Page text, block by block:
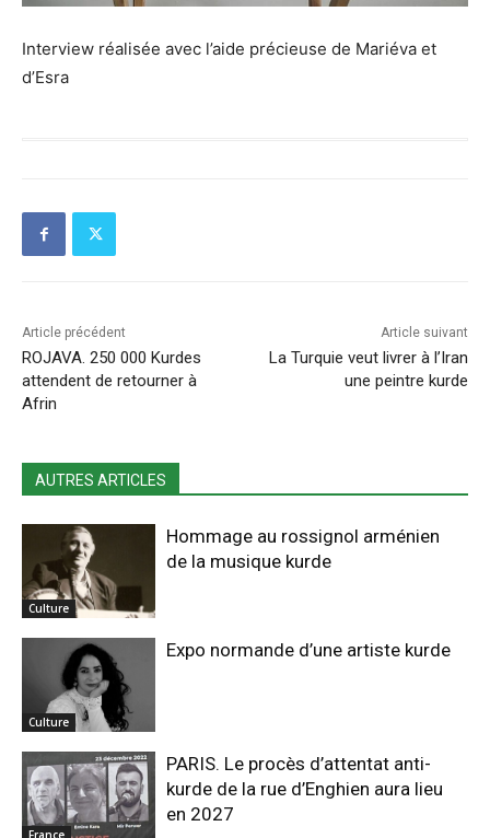
Interview réalisée avec l’aide précieuse de Mariéva et
d’Esra
Article précédent
ROJAVA. 250 000 Kurdes
attendent de retourner à
Afrin
Article suivant
La Turquie veut livrer à l’Iran
une peintre kurde
AUTRES ARTICLES
Culture
Hommage au rossignol arménien
de la musique kurde
Culture
Expo normande d’une artiste kurde
PARIS. Le procès d’attentat anti-
kurde de la rue d’Enghien aura lieu
en 2027